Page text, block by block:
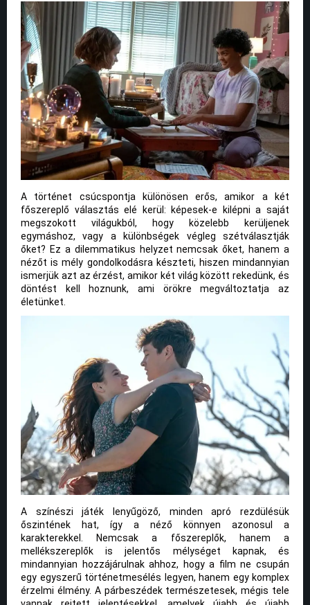
A történet csúcspontja különösen erős, amikor a két
főszereplő választás elé kerül: képesek-e kilépni a saját
megszokott világukból, hogy közelebb kerüljenek
egymáshoz, vagy a különbségek végleg szétválasztják
őket? Ez a dilemmatikus helyzet nemcsak őket, hanem a
nézőt is mély gondolkodásra készteti, hiszen mindannyian
ismerjük azt az érzést, amikor két világ között rekedünk, és
döntést kell hoznunk, ami örökre megváltoztatja az
életünket.
A színészi játék lenyűgöző, minden apró rezdülésük
őszintének hat, így a néző könnyen azonosul a
karakterekkel. Nemcsak a főszereplők, hanem a
mellékszereplők is jelentős mélységet kapnak, és
mindannyian hozzájárulnak ahhoz, hogy a film ne csupán
egy egyszerű történetmesélés legyen, hanem egy komplex
érzelmi élmény. A párbeszédek természetesek, mégis tele